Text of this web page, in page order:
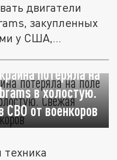
двигатели
закупленных
у США,...
потеряла на
в холостую.
СВО от военкоров
техника